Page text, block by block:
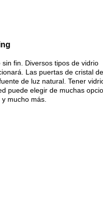
fin. Diversos tipos de vidrio
Las puertas de cristal
de luz natural. Tener
puede elegir de muchas
mucho más.